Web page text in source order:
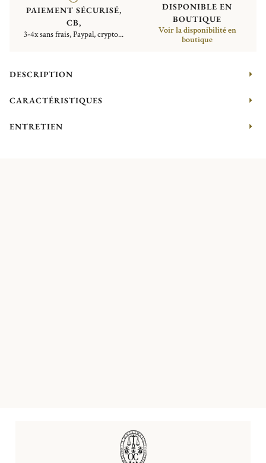
PAIEMENT SÉCURISÉ,
CB,
3-4x sans frais, Paypal, crypto...
DISPONIBLE EN
BOUTIQUE
Voir la disponibilité en
boutique
DESCRIPTION
CARACTÉRISTIQUES
ENTRETIEN